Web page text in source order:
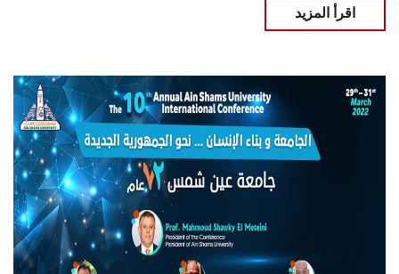
اقرأ المزيد